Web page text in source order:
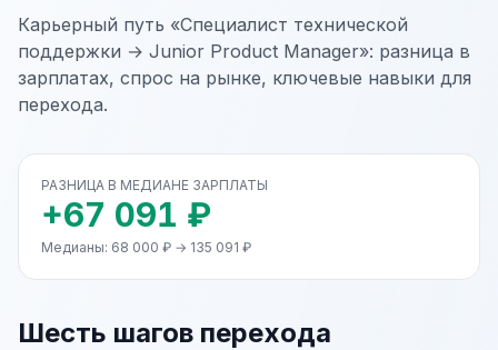
Карьерный путь «Специалист технической
поддержки → Junior Product Manager»: разница в
зарплатах, спрос на рынке, ключевые навыки для
перехода.
РАЗНИЦА В МЕДИАНЕ ЗАРПЛАТЫ
+67 091 ₽
Медианы: 68 000 ₽ → 135 091 ₽
Шесть шагов перехода